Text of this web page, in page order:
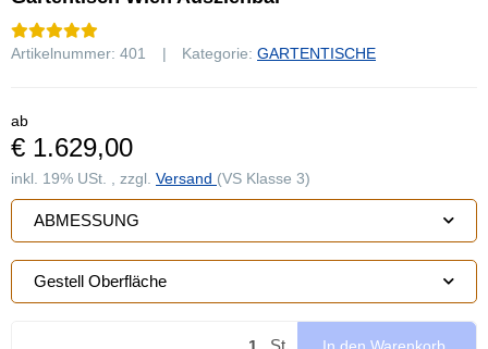
Artikelnummer: 401 Kategorie: GARTENTISCHE
ab
€ 1.629,00
inkl. 19% USt. , zzgl. Versand (VS Klasse 3)
ABMESSUNG
Gestell Oberfläche
In den Warenkorb